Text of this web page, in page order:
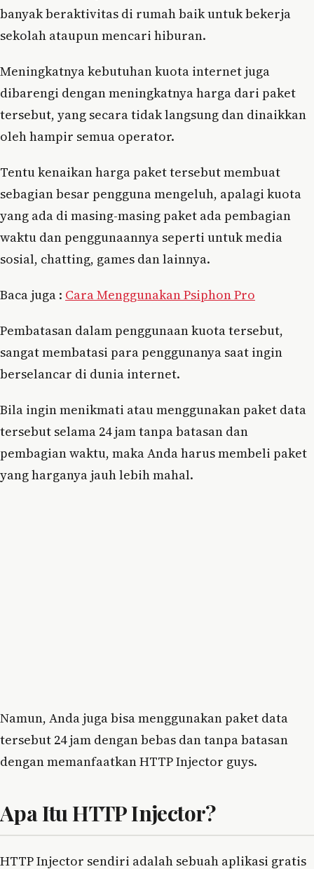
banyak beraktivitas di rumah baik untuk bekerja
sekolah ataupun mencari hiburan.
Meningkatnya kebutuhan kuota internet juga
dibarengi dengan meningkatnya harga dari paket
tersebut, yang secara tidak langsung dan dinaikkan
oleh hampir semua operator.
Tentu kenaikan harga paket tersebut membuat
sebagian besar pengguna mengeluh, apalagi kuota
yang ada di masing-masing paket ada pembagian
waktu dan penggunaannya seperti untuk media
sosial, chatting, games dan lainnya.
Baca juga : Cara Menggunakan Psiphon Pro
Pembatasan dalam penggunaan kuota tersebut,
sangat membatasi para penggunanya saat ingin
berselancar di dunia internet.
Bila ingin menikmati atau menggunakan paket data
tersebut selama 24 jam tanpa batasan dan
pembagian waktu, maka Anda harus membeli paket
yang harganya jauh lebih mahal.
Namun, Anda juga bisa menggunakan paket data
tersebut 24 jam dengan bebas dan tanpa batasan
dengan memanfaatkan HTTP Injector guys.
Apa Itu HTTP Injector?
HTTP Injector sendiri adalah sebuah aplikasi gratis